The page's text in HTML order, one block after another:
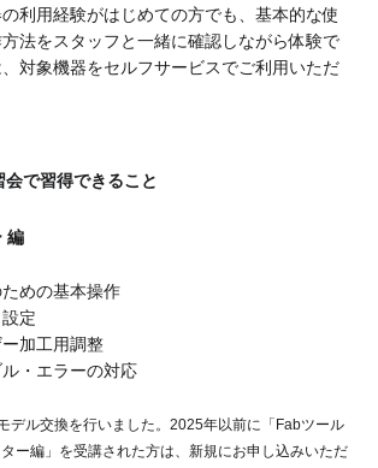
利用経験がはじめての方でも、基本的な使
法をスタッフと一緒に確認しながら体験で
対象機器をセルフサービスでご利用いただ
会で習得できること
編
めの基本操作
定
加工用調整
・エラーの対応
デル交換を行いました。2025年以前に「Fabツール
ー編」を受講された方は、新規にお申し込みいただ